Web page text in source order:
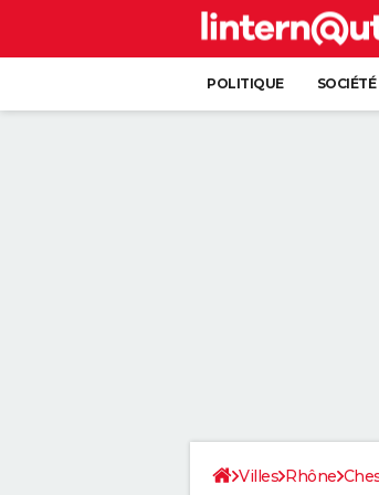
POLITIQUE SOCIÉTÉ
Villes Rhône